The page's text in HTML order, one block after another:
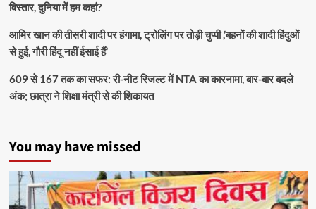
विस्तार, दुनिया में हम कहां?
आमिर खान की तीसरी शादी पर हंगामा, ट्रोलिंग पर तोड़ी चुप्पी ,’बहनों की शादी हिंदुओं
से हुई, गौरी हिंदू नहीं ईसाई हैं’
609 से 167 तक का सफर: री-नीट रिजल्ट में NTA का कारनामा, बार-बार बदले
अंक; छात्रा ने शिक्षा मंत्री से की शिकायत
You may have missed